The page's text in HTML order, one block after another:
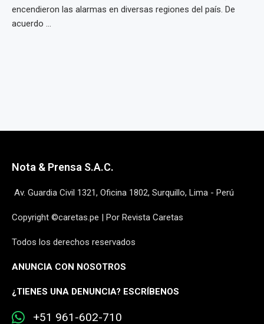
encendieron las alarmas en diversas regiones del país. De
acuerdo ...
Nota & Prensa S.A.C.
Av. Guardia Civil 1321, Oficina 1802, Surquillo, Lima - Perú
Copyright ©caretas.pe | Por Revista Caretas
Todos los derechos reservados
ANUNCIA CON NOSOTROS
¿TIENES UNA DENUNCIA? ESCRÍBENOS
+51 961-602-710